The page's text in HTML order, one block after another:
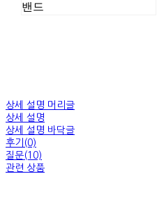
밴드
상세 설명 머리글
상세 설명
상세 설명 바닥글
후기(0)
질문(10)
관련 상품